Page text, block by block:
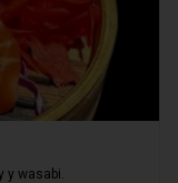
wasabi.